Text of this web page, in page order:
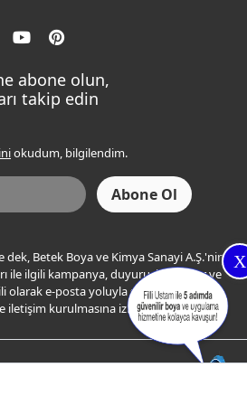
X
Hizmeti
Koşulları
abone olun,
takip edin
okudum, bilgilendim.
dek, Betek Boya ve Kimya Sanayi A.Ş.'nin
ile ilgili kampanya, duyuru, hizmetler ve
olarak e-posta yoluyla şahsıma
iletişim kurulmasına izin veriyorum.